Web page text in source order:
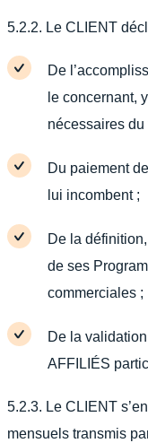
5.2.2. Le CLIENT
De
le concernant,
nécessaires
Du paiement
lui incombent ;
De la
de ses
commerciales ;
De la
AFFILIÉS
5.2.3. Le CLIENT
mensuels transmis